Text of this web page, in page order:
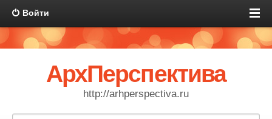
Войти
АрхПерспектива
http://arhperspectiva.ru